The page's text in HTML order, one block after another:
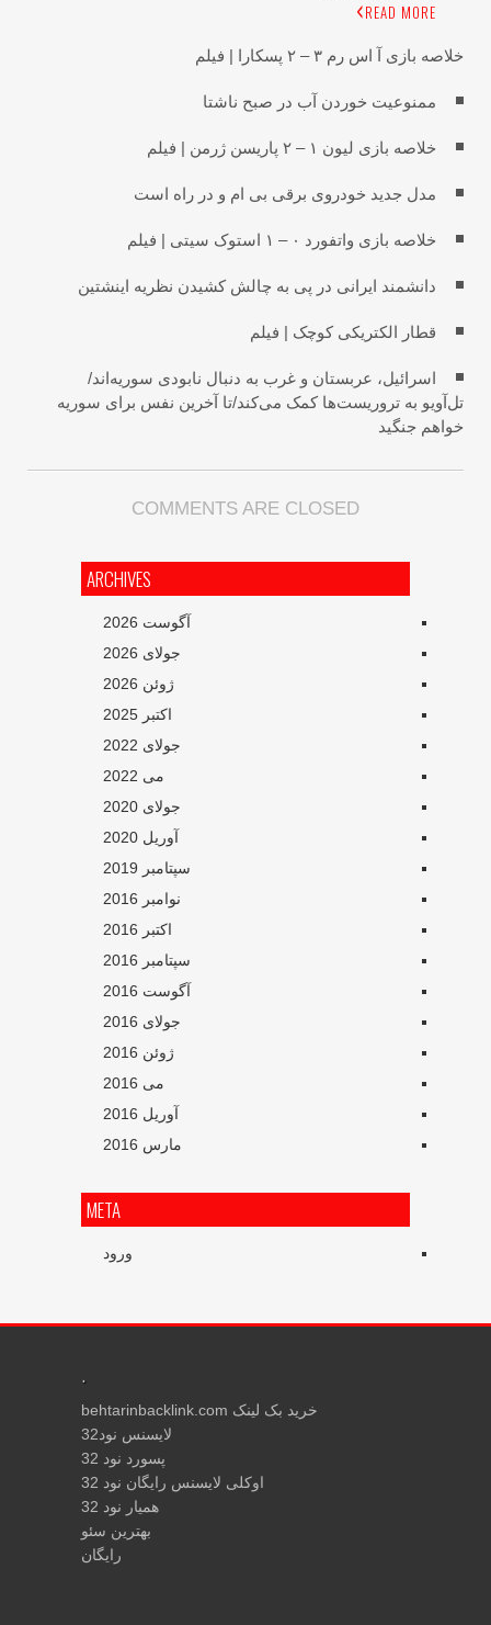
READ MORE
بازی آ اس رم ۳ – ۲ پسکارا | فیلم
ممنوعیت خوردن آب در صبح ناشتا
خلاصه بازی لیون ۱ – ۲ پاریسن ژرمن | فیلم
مدل جدید خودروی برقی بی ام و در راه است
خلاصه بازی واتفورد ۰ – ۱ استوک سیتی | فیلم
دانشمند ایرانی در پی به چالش کشیدن نظریه اینشتین
قطار الکتریکی کوچک | فیلم
اسرائیل، عربستان و غرب به دنبال نابودی سوریه‌اند/
به تروریست‌ها کمک می‌کند/تا آخرین نفس برای سوریه
جنگید
COMMENTS ARE CLOSED
ARCHIVES
آگوست 2026
جولای 2026
ژوئن 2026
جولای 2022
جولای 2020
آوریل 2020
سپتامبر 2019
نوامبر 2016
سپتامبر 2016
آگوست 2016
جولای 2016
ژوئن 2016
آوریل 2016
مارس 2016
خرید بک لینک behtarinbacklink.com
لایسنس نود32
پسورد نود 32
اوکلی لایسنس رایگان نود 32
همیار نود 32
بهترین سئو
رایگان